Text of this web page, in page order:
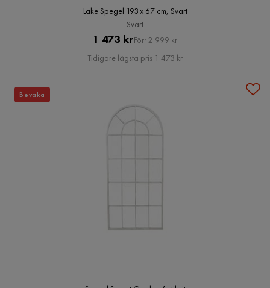
Lake Spegel 193 x 67 cm, Svart
Svart
Pris
1 473 krOriginal
Pris
Förr 2 999 kr
Tidigare lägsta pris 1 473 kr
Bevaka